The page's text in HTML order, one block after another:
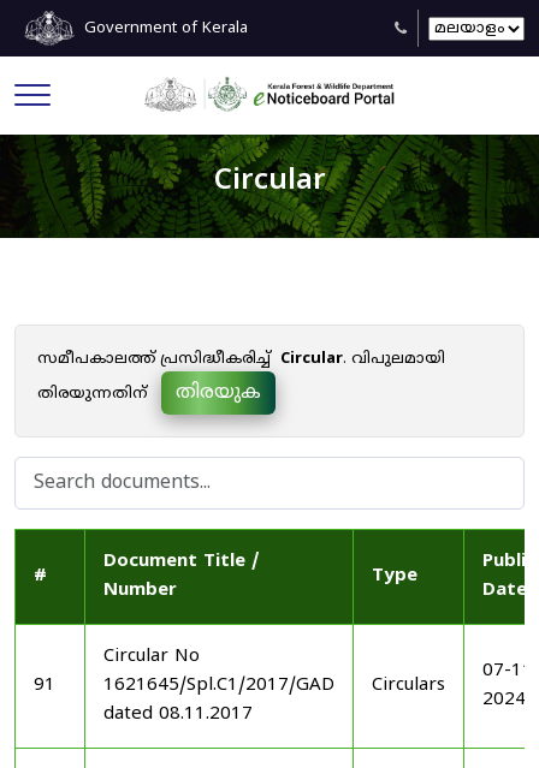
Government of Kerala
Circular
സമീപകാലത്ത് പ്രസിദ്ധീകരിച്ച് Circular. വിപുലമായി
തിരയുന്നതിന്
തിരയുക
#
Document Title /
Number
Type
Date
91
Circular No
1621645/Spl.C1/2017/GAD
dated 08.11.2017
Circulars
07-11-
2024